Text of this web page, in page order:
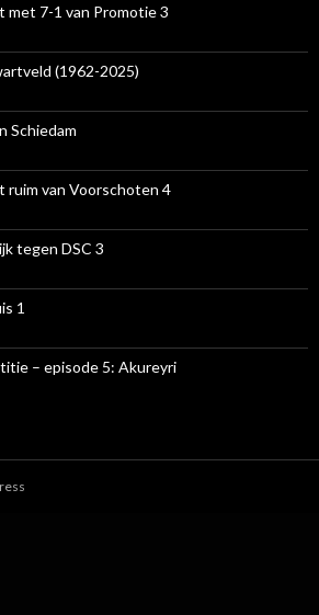
met 7-1 van Promotie 3
(1962-2025)
Schiedam
ruim van Voorschoten 4
tegen DSC 3
1
– episode 5: Akureyri